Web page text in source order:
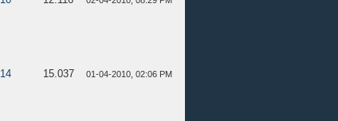
14 15.037 01-04-2010, 02:06 PM